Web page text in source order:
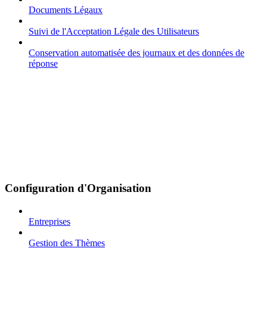
Documents Légaux
Suivi de l'Acceptation Légale des Utilisateurs
Conservation automatisée des journaux et des données de
réponse
Configuration d'Organisation
Entreprises
Gestion des Thèmes